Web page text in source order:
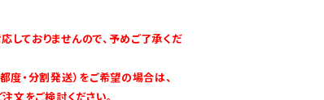
ておりませんので、予めご了承くだ
度・分割発送）をご希望の場合は、
文をご検討ください。